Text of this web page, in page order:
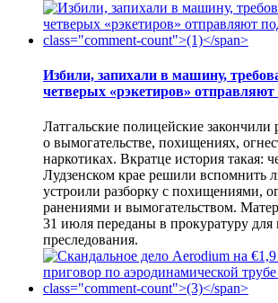
Избили, запихали в машину,
четверых «рэкетиров» отправляют
Латгальские полицейские закончили
о вымогательстве, похищениях,
наркотиках. Вкратце история такая:
Лудзенском крае решили вспомнить
устроили разборку с похищениями,
ранениями и вымогательством.
31 июля переданы в прокуратуру для
преследования.